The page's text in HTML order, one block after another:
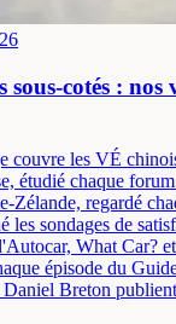
sous-cotés :
couvre les VÉ
étudié chaque
Zélande, regardé
sondages de
What Car?
épisode du
Breton